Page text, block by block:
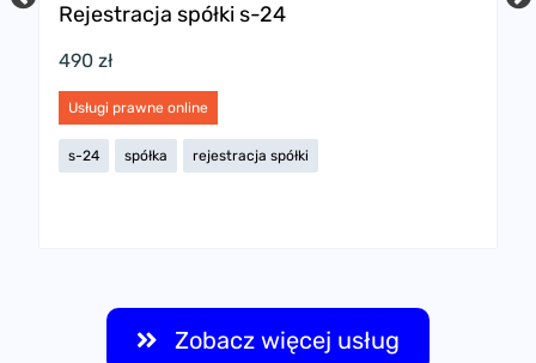
Rejestracja spółki s-24
490 zł
Usługi prawne online
s-24 spółka rejestracja spółki
Zobacz więcej usług